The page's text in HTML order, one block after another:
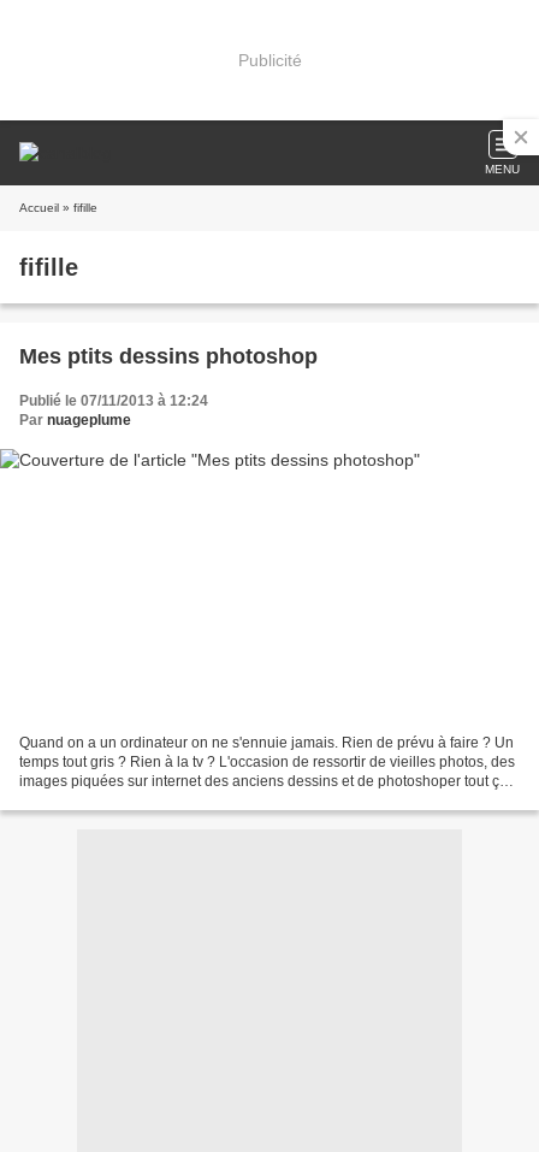
Publicité
MENU
Accueil » fifille
fifille
Mes ptits dessins photoshop
Publié le 07/11/2013 à 12:24
Par nuageplume
Quand on a un ordinateur on ne s'ennuie jamais. Rien de prévu à faire ? Un
temps tout gris ? Rien à la tv ? L'occasion de ressortir de vieilles photos, des
images piquées sur internet des anciens dessins et de photoshoper tout ça.